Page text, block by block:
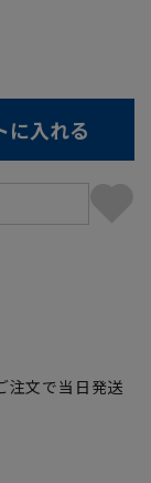
に入れる
注文で当日発送